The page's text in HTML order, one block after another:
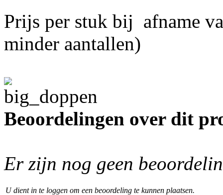
Prijs per stuk bij afname
minder aantallen)
Beoordelingen over dit
Er zijn nog geen
U dient in te loggen om een beoordeling te kunnen plaatsen.